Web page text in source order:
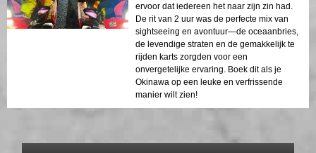
ervoor dat iedereen het naar zijn zin had.
De rit van 2 uur was de perfecte mix van
sightseeing en avontuur—de oceaanbries,
de levendige straten en de gemakkelijk te
rijden karts zorgden voor een
onvergetelijke ervaring. Boek dit als je
Okinawa op een leuke en verfrissende
manier wilt zien!